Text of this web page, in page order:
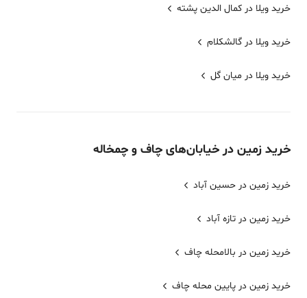
خرید ویلا در کمال الدین پشته
خرید ویلا در گالشکلام
خرید ویلا در میان گل
خرید زمین در خیابان‌های چاف و چمخاله
خرید زمین در حسین آباد
خرید زمین در تازه آباد
خرید زمین در بالامحله چاف
خرید زمین در پایین محله چاف